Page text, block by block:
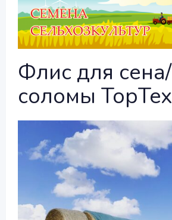
Флис для сена/
соломы TopTex